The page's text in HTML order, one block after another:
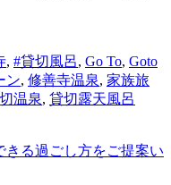
, #貸切風呂, Go To, Goto
ン, 修善寺温泉, 家族旅
温泉, 貸切露天風呂
きる過ごし方をご提案い